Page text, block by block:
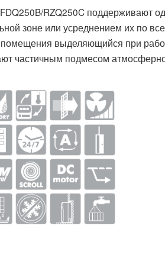
RZQ250C поддерживают
зоне или усреднением их по
выделяющийся при
частичным подмесом